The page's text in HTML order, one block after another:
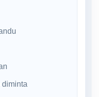
diminta